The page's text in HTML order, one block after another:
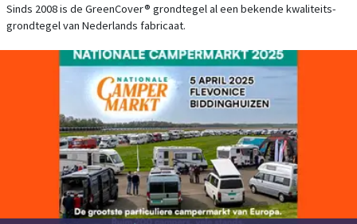
Sinds 2008 is de GreenCover® grondtegel al een bekende kwaliteits-
grondtegel van Nederlands fabricaat.